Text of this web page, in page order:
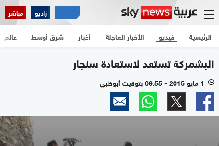
راديو مباشر
الرئيسية الأخبار العاجلة أخبار شرق أوسط عالم فيديو
البشمركة تستعد لاستعادة سنجار
l 1 مايو 2015 - 09:55 بتوقيت أبوظبي
0
seconds
of
2